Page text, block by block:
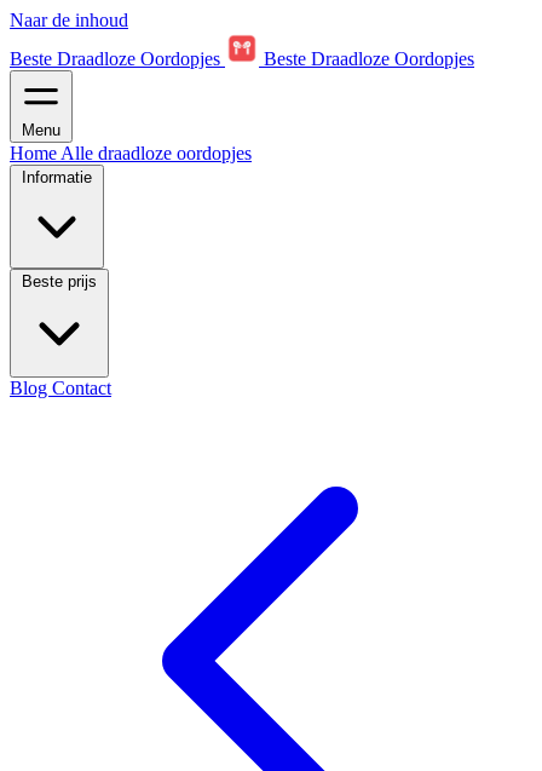
Naar de inhoud
Beste Draadloze Oordopjes
Beste Draadloze Oordopjes
Menu
Home Alle draadloze oordopjes
Informatie
Beste prijs
Blog Contact